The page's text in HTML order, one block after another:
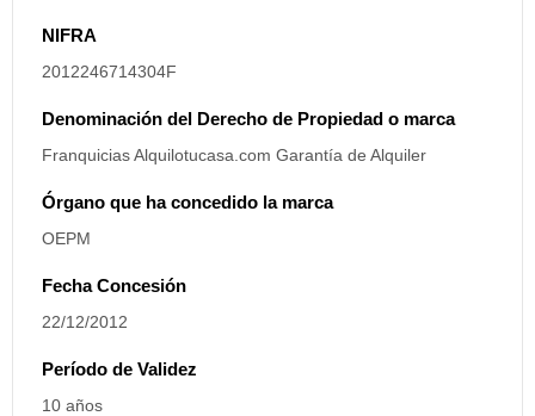
NIFRA
2012246714304F
Denominación del Derecho de Propiedad o marca
Franquicias Alquilotucasa.com Garantía de Alquiler
Órgano que ha concedido la marca
OEPM
Fecha Concesión
22/12/2012
Período de Validez
10 años